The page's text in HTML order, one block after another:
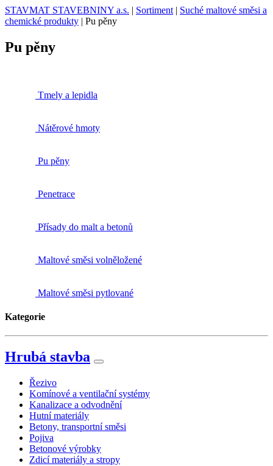
STAVMAT STAVEBNINY a.s. | Sortiment | Suché maltové směsi a
chemické produkty | Pu pěny
Pu pěny
Tmely a lepidla
Nátěrové hmoty
Pu pěny
Penetrace
Přísady do malt a betonů
Maltové směsi volněložené
Maltové směsi pytlované
Kategorie
Hrubá stavba
Řezivo
Komínové a ventilační systémy
Kanalizace a odvodnění
Hutní materiály
Betony, transportní směsi
Pojiva
Betonové výrobky
Zdicí materiály a stropy